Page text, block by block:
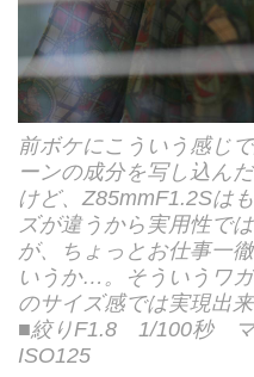
前ボケにこういう感じ
ーンの成分を写し込ん
けど、Z85mmF1.2Sは
ズが違うから実用性で
が、ちょっとお仕事一
いうか…。そういうワ
のサイズ感では実現出
■絞りF1.8 1/100秒
ISO125